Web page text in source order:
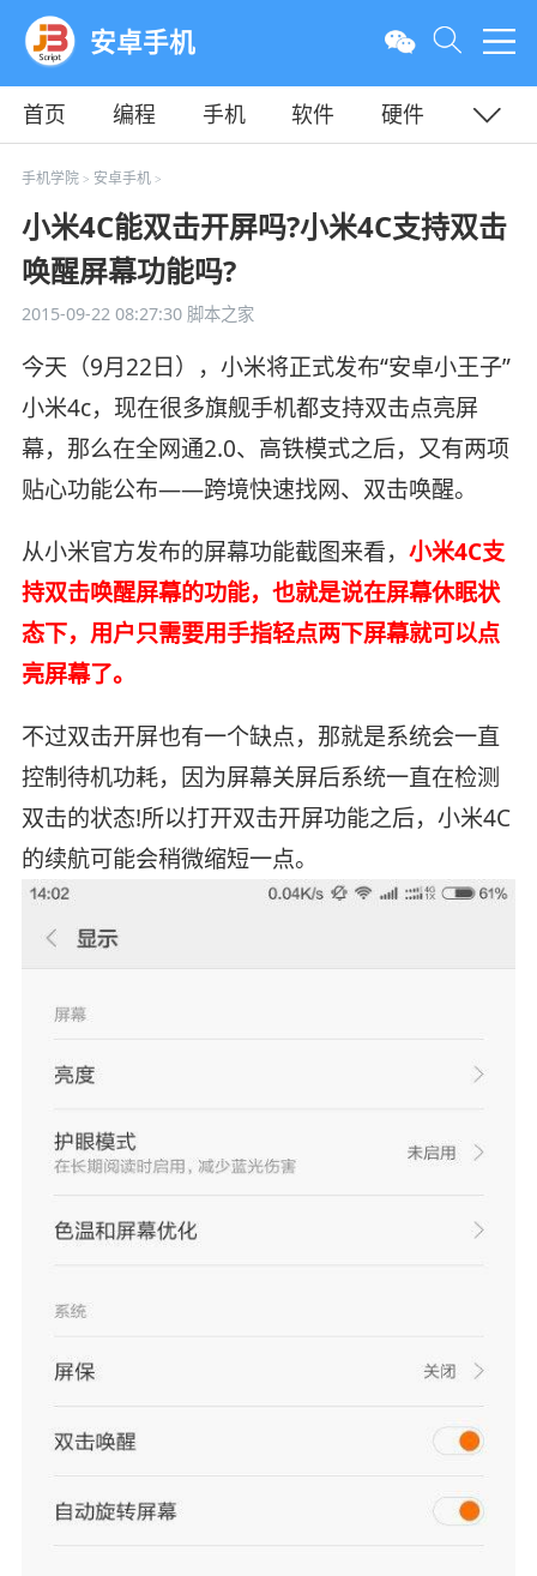
安卓手机
首页 编程 手机 软件
硬件
教程
平面
手机学院> 安卓手机>
小米4C能双击开屏吗?小米4C支持双击
唤醒屏幕功能吗?
2015-09-22 08:27:30脚本之家
今天（9月22日），小米将正式发布“安卓小王子”
小米4c，现在很多旗舰手机都支持双击点亮屏
幕，那么在全网通2.0、高铁模式之后，又有两项
贴心功能公布——跨境快速找网、双击唤醒。
从小米官方发布的屏幕功能截图来看， 小米4C支
持双击唤醒屏幕的功能，也就是说在屏幕休眠状
态下，用户只需要用手指轻点两下屏幕就可以点
亮屏幕了。
不过双击开屏也有一个缺点，那就是系统会一直
控制待机功耗，因为屏幕关屏后系统一直在检测
双击的状态!所以打开双击开屏功能之后，小米4C
的续航可能会稍微缩短一点。